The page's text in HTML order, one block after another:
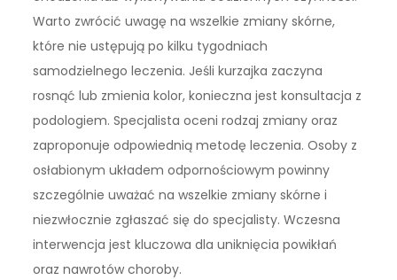
Warto zwrócić uwagę na wszelkie zmiany skórne,
które nie ustępują po kilku tygodniach
samodzielnego leczenia. Jeśli kurzajka zaczyna
rosnąć lub zmienia kolor, konieczna jest konsultacja z
podologiem. Specjalista oceni rodzaj zmiany oraz
zaproponuje odpowiednią metodę leczenia. Osoby z
osłabionym układem odpornościowym powinny
szczególnie uważać na wszelkie zmiany skórne i
niezwłocznie zgłaszać się do specjalisty. Wczesna
interwencja jest kluczowa dla uniknięcia powikłań
oraz nawrotów choroby.